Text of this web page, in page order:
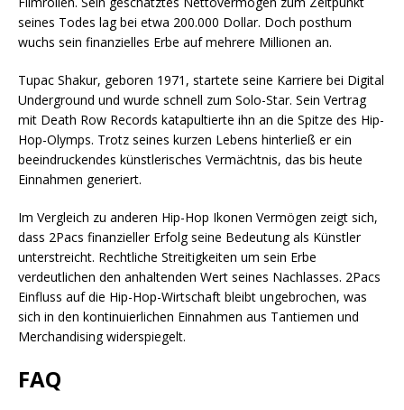
seines Todes lag bei etwa 200.000 Dollar. Doch posthum
wuchs sein finanzielles Erbe auf mehrere Millionen an.
Tupac Shakur, geboren 1971, startete seine Karriere bei Digital
Underground und wurde schnell zum Solo-Star. Sein Vertrag
mit Death Row Records katapultierte ihn an die Spitze des Hip-
Hop-Olymps. Trotz seines kurzen Lebens hinterließ er ein
beeindruckendes künstlerisches Vermächtnis, das bis heute
Einnahmen generiert.
Im Vergleich zu anderen Hip-Hop Ikonen Vermögen zeigt sich,
dass 2Pacs finanzieller Erfolg seine Bedeutung als Künstler
unterstreicht. Rechtliche Streitigkeiten um sein Erbe
verdeutlichen den anhaltenden Wert seines Nachlasses. 2Pacs
Einfluss auf die Hip-Hop-Wirtschaft bleibt ungebrochen, was
sich in den kontinuierlichen Einnahmen aus Tantiemen und
Merchandising widerspiegelt.
FAQ